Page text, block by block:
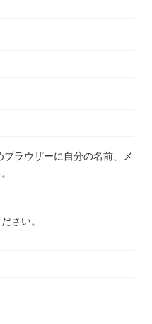
ラウザーに自分の名前、メ
さい。